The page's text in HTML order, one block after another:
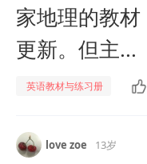
家地理的教
更新。但主...
英语教材与练习册
love zoe 13岁